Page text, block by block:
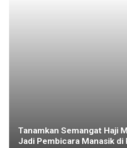
Tanamkan Semangat Haji
Jadi Pembicara Manasik di